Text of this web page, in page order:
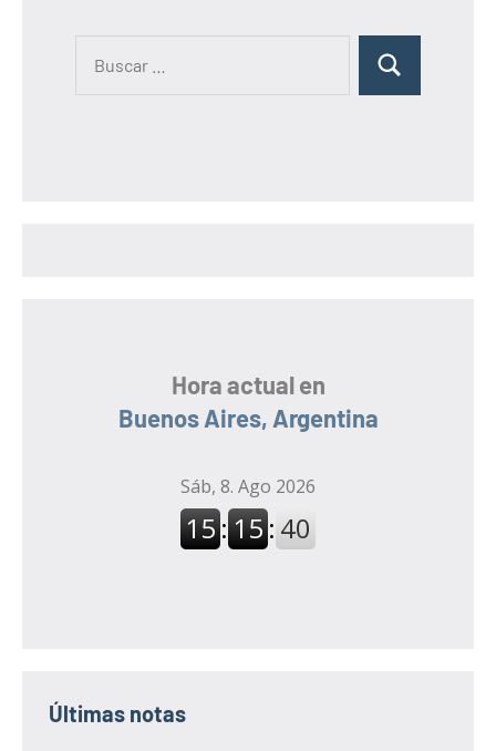
B
Hora actual en
Buenos Aires, Argentina
Últimas notas